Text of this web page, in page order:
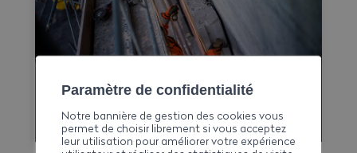
Paramètre de confidentialité
Notre bannière de gestion des cookies vous
permet de choisir librement si vous acceptez
leur utilisation pour améliorer votre expérience